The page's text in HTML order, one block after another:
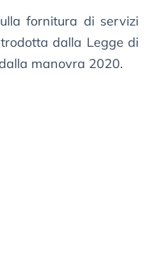
fornitura di servizi
dalla Legge di
manovra 2020.